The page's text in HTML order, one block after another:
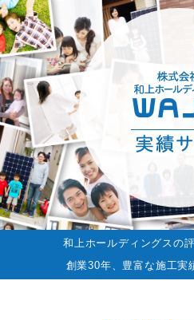
和上ホールディングスの
創業30年、豊富な施工実